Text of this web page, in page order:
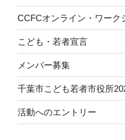
CCFCオンライン・ワーク
こども・若者宣言
メンバー募集
千葉市こども若者市役所
活動へのエントリー